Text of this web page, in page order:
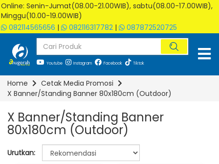
Online: Senin-Jumat(08.00-21.00WIB), sabtu(08.00-17.00WIB),
Minggu(10.00-19.00WIB)
082114565656 | 082116317782 | 087872520725
Youtube Instagram Facebook Tiktok
Home
Cetak Media Promosi
X Banner/Standing Banner 80x180cm (Outdoor)
X Banner/Standing Banner
80x180cm (Outdoor)
Urutkan: